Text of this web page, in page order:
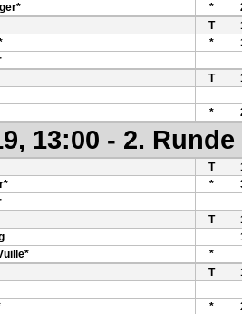
*
T
*
T
*
13:00 - 2. Runde
T
*
T
*
T
*